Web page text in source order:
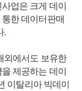
업은 크게 데이
한 데이터판매
.
외에서도 보유한
제공하는 데이
이탈리아 빅데이